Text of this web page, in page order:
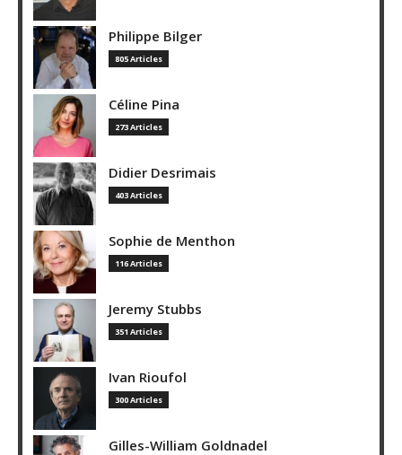
Philippe Bilger
805 Articles
Céline Pina
273 Articles
Didier Desrimais
403 Articles
Sophie de Menthon
116 Articles
Jeremy Stubbs
351 Articles
Ivan Rioufol
300 Articles
Gilles-William Goldnadel